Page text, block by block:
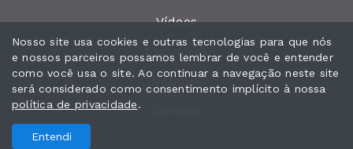
Vídeos
Locutores
Notícias
Nosso site usa cookies e outras tecnologias para que nós
e nossos parceiros possamos lembrar de você e entender
como você usa o site. Ao continuar a navegação neste site
será considerado como consentimento implícito à nossa
política de privacidade.
Entendi